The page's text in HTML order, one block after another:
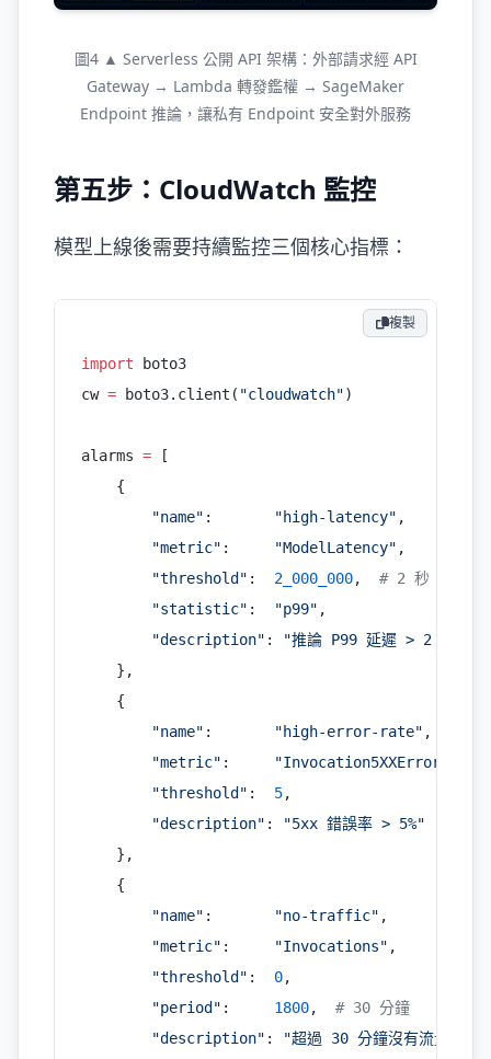
圖4 ▲ Serverless 公開 API 架構：外部請求經 API
Gateway → Lambda 轉發鑑權 → SageMaker
Endpoint 推論，讓私有 Endpoint 安全對外服務
第五步：CloudWatch 監控
模型上線後需要持續監控三個核心指標：
import boto3
cw = boto3.client( "cloudwatch")
alarms = [
    {
        "name"
: "high-latency" ,
        "metric"
: "ModelLatency" ,
        "threshold"
: 2_000_000, # 2 秒（單位
        "statistic"
: "p99" ,
        "description"
:
"推論 P99 延遲 > 2 秒"
    },
    {
        "name"
: "high-error-rate" ,
        "metric"
: "Invocation5XXErrors"
        "threshold"
: 5,
        "description"
:
"5xx 錯誤率 > 5%"
    },
    {
        "name"
: "no-traffic" ,
        "metric"
: "Invocations" ,
        "threshold"
: 0,
        "period"
: 1800, # 30 分鐘
        "description"
:
"超過 30 分鐘沒有流量"
複製